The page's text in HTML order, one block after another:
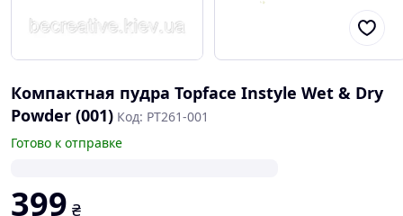
Компактная пудра Topface Instyle Wet & Dry
Powder (001) Код: PT261-001
Готово к отправке
399 ₴